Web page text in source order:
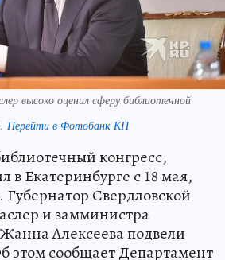
высоко оценил сферу библиотечной
Перейти в Фотобанк КП
конгресс,
в Екатеринбурге с 18 мая,
Свердловской
и замминистра
Алексеева подвели
этом сообщает Департамент